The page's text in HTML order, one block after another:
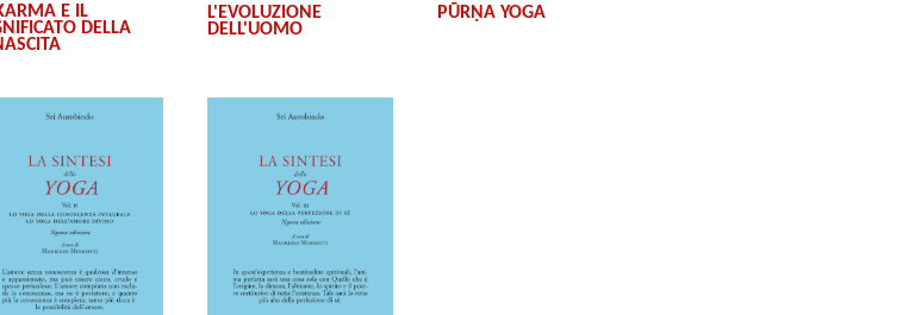
E IL
DELLA
L'EVOLUZIONE
DELL'UOMO
PŪRṆA YOGA